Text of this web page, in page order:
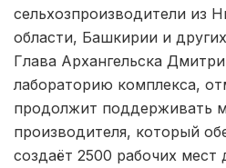
сельхозпроизводители из
области, Башкирии и
Глава Архангельска
лабораторию комплекса,
продолжит поддерживать
производителя, который
создаёт 2500 рабочих мест